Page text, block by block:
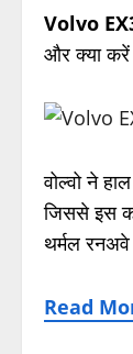
Volvo
और क्या
वोल्वो ने
जिससे इस
थर्मल
Read